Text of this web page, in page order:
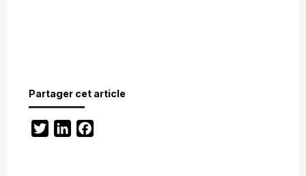
Partager cet article
TwitterLinkedIn